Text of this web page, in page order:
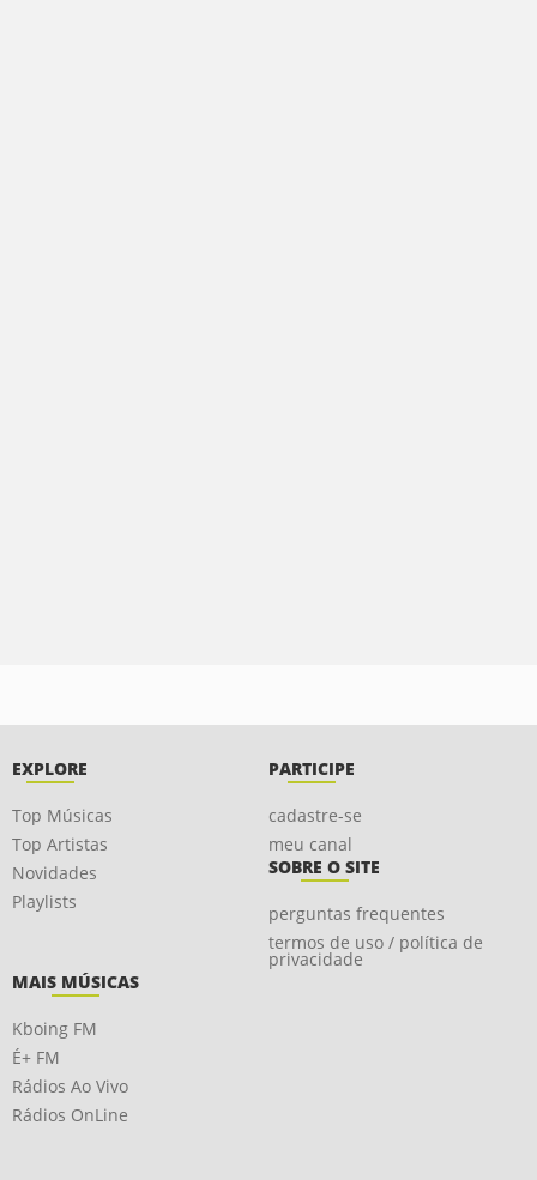
EXPLORE
Top Músicas
Top Artistas
Novidades
Playlists
PARTICIPE
cadastre-se
meu canal
SOBRE O SITE
perguntas frequentes
termos de uso / política de
privacidade
MAIS MÚSICAS
Kboing FM
É+ FM
Rádios Ao Vivo
Rádios OnLine